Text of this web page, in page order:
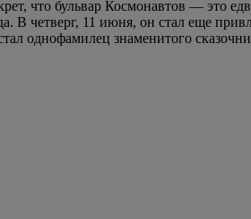
что бульвар Космонавтов — это
В четверг, 11 июня, он стал еще
однофамилец знаменитого